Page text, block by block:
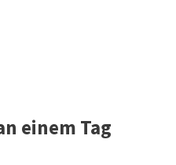
einem Tag